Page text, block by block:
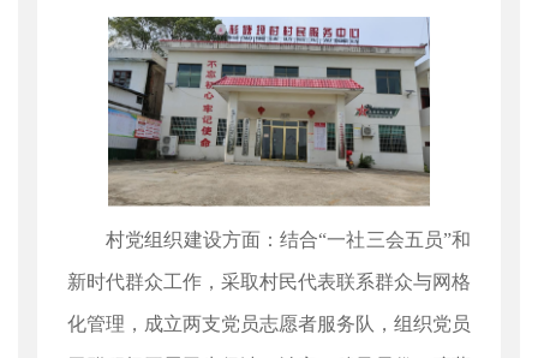
村党组织建设方面：结合“一社三会五员”和
新时代群众工作，采取村民代表联系群众与网格
化管理，成立两支党员志愿者服务队，组织党员